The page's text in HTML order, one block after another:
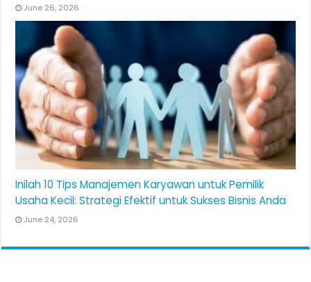
June 26, 2026
Inilah 10 Tips Manajemen Karyawan untuk Pemilik
Usaha Kecil: Strategi Efektif untuk Sukses Bisnis Anda
June 24, 2026